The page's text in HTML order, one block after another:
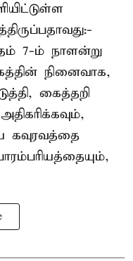
7-ம் நாளன்று
நினைவாக,
கைத்தறி
கவுரவத்தை